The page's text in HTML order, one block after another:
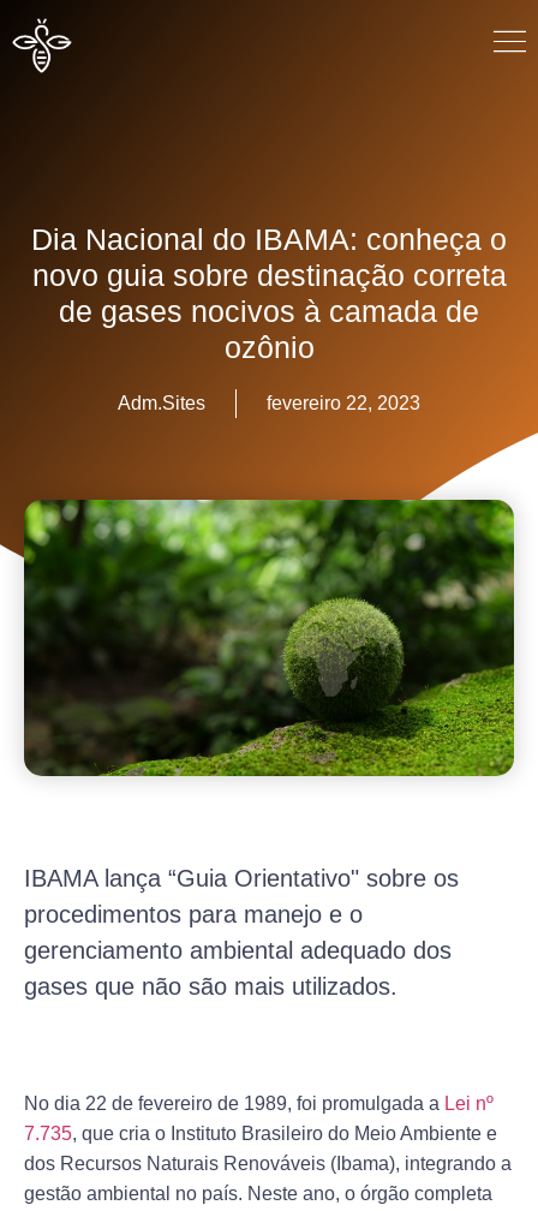
Dia Nacional do IBAMA: conheça o
novo guia sobre destinação correta
de gases nocivos à camada de
ozônio
Adm.Sites fevereiro 22, 2023
IBAMA lança “Guia Orientativo" sobre os
procedimentos para manejo e o
gerenciamento ambiental adequado dos
gases que não são mais utilizados.
No dia 22 de fevereiro de 1989, foi promulgada a Lei nº
7.735, que cria o Instituto Brasileiro do Meio Ambiente e
dos Recursos Naturais Renováveis (Ibama), integrando a
gestão ambiental no país. Neste ano, o órgão completa